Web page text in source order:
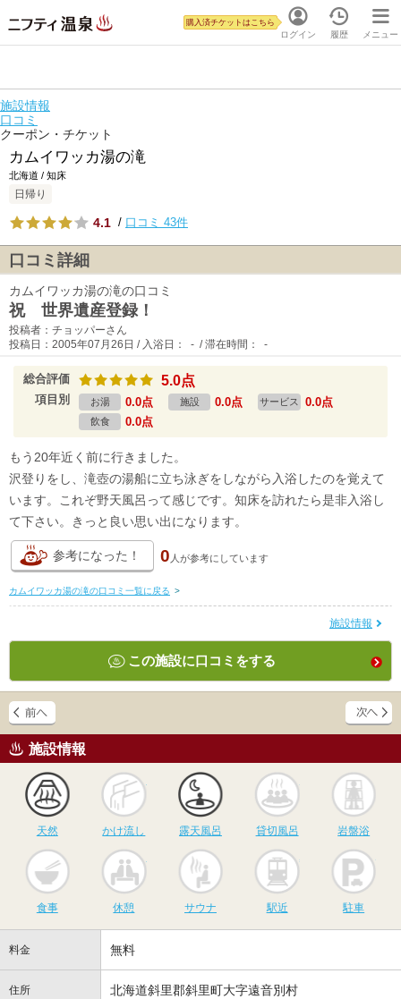
ログイン
購入済チケットはこちら
履歴 メニュー
施設情報
口コミ
クーポン・チケット
カムイワッカ湯の滝
北海道 / 知床
日帰り
4.1 / 口コミ 43件
口コミ詳細
カムイワッカ湯の滝の口コミ
祝 世界遺産登録！
投稿者：チョッパーさん
投稿日：2005年07月26日 / 入浴日： - / 滞在時間： -
総合評価 5.0点
項目別 お湯 0.0点 施設 0.0点 サービス 0.0点
飲食 0.0点
もう20年近く前に行きました。
沢登りをし、滝壺の湯船に立ち泳ぎをしながら入浴したのを覚えて
います。これぞ野天風呂って感じです。知床を訪れたら是非入浴し
て下さい。きっと良い思い出になります。
参考になった！ 0 人が参考にしています
カムイワッカ湯の滝の口コミ一覧に戻る >
施設情報
この施設に口コミをする
施設情報
天然
かけ流し
かけ流し
露天風呂
露天風呂
貸切風呂
貸切風呂 岩盤浴
食事 休憩
サウナ
サウナ 駅近 駐車
料金 無料
住所 北海道斜里郡斜里町大字遠音別村